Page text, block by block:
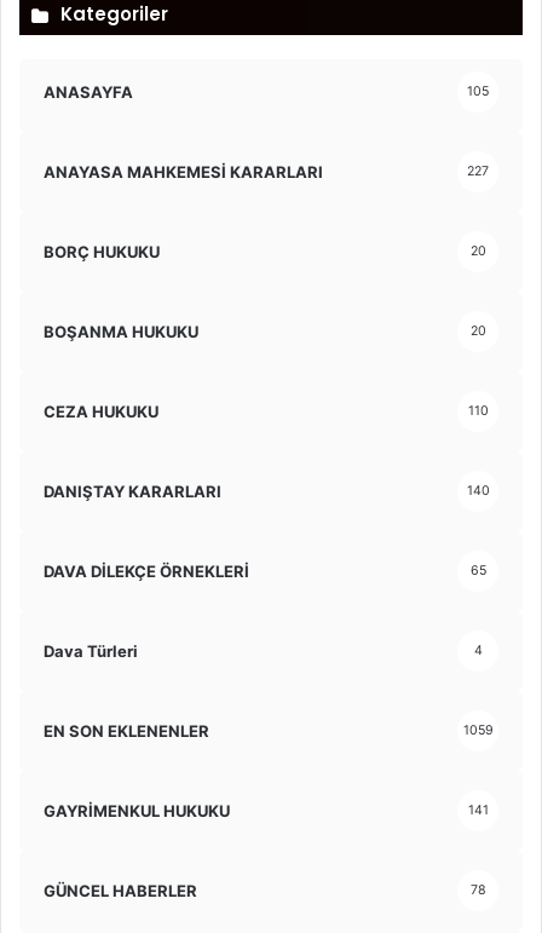
Kategoriler
ANASAYFA 105
ANAYASA MAHKEMESİ KARARLARI 227
BORÇ HUKUKU 20
BOŞANMA HUKUKU 20
CEZA HUKUKU 110
DANIŞTAY KARARLARI 140
DAVA DİLEKÇE ÖRNEKLERİ 65
Dava Türleri 4
EN SON EKLENENLER 1059
GAYRİMENKUL HUKUKU 141
GÜNCEL HABERLER 78